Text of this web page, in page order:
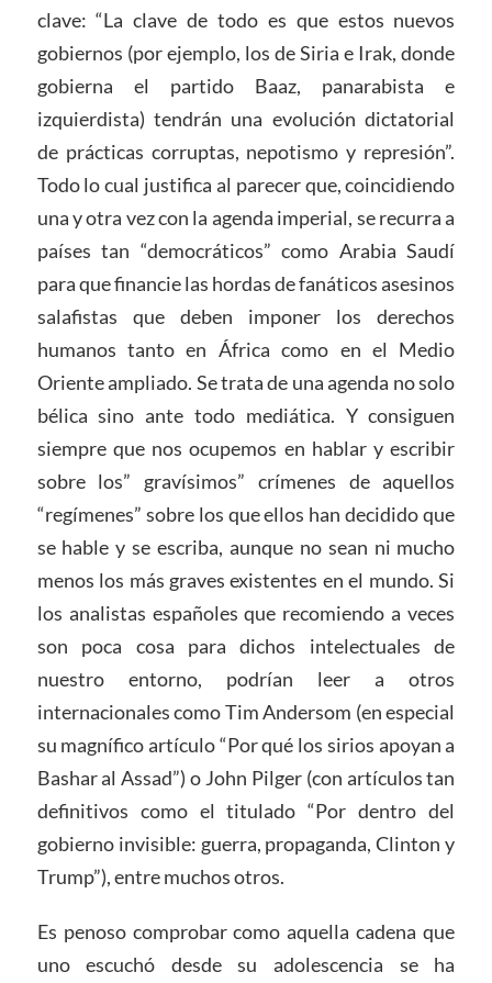
clave: “La clave de todo es que estos nuevos
gobiernos (por ejemplo, los de Siria e Irak, donde
gobierna el partido Baaz, panarabista e
izquierdista) tendrán una evolución dictatorial
de prácticas corruptas, nepotismo y represión”.
Todo lo cual justifica al parecer que, coincidiendo
una y otra vez con la agenda imperial, se recurra a
países tan “democráticos” como Arabia Saudí
para que financie las hordas de fanáticos asesinos
salafistas que deben imponer los derechos
humanos tanto en África como en el Medio
Oriente ampliado. Se trata de una agenda no solo
bélica sino ante todo mediática. Y consiguen
siempre que nos ocupemos en hablar y escribir
sobre los” gravísimos” crímenes de aquellos
“regímenes” sobre los que ellos han decidido que
se hable y se escriba, aunque no sean ni mucho
menos los más graves existentes en el mundo. Si
los analistas españoles que recomiendo a veces
son poca cosa para dichos intelectuales de
nuestro entorno, podrían leer a otros
internacionales como Tim Andersom (en especial
su magnífico artículo “Por qué los sirios apoyan a
Bashar al Assad”) o John Pilger (con artículos tan
definitivos como el titulado “Por dentro del
gobierno invisible: guerra, propaganda, Clinton y
Trump”), entre muchos otros.
Es penoso comprobar como aquella cadena que
uno escuchó desde su adolescencia se ha